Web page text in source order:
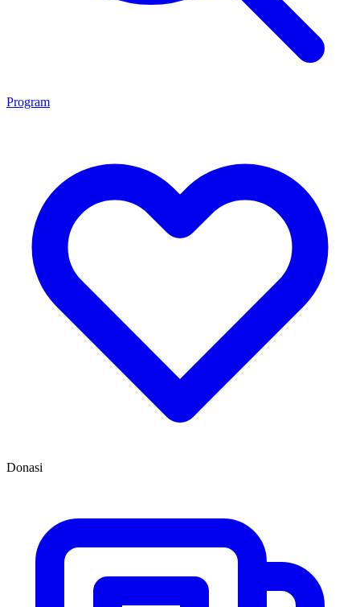
Program
Donasi